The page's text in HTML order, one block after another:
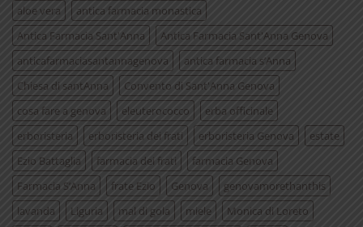
aloe vera
antica farmacia monastica
Antica Farmacia Sant'Anna
Antica Farmacia Sant'Anna Genova
anticafarmaciasantannagenova
antica farmacia s’Anna
Chiesa di santAnna
Convento di Sant'Anna Genova
cosa fare a genova
eleuterococco
erba officinale
erboristeria
erboristeria dei frati erboristeria Genova
estate
Ezio Battaglia
farmacia dei frati
farmacia Genova
Farmacia S’Anna
frate Ezio Genova
genovamorethanthis
lavanda
Liguria mal di gola miele
Monica di Loreto